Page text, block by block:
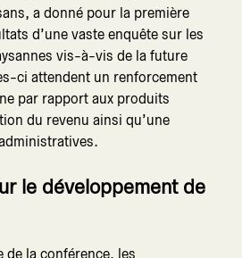
a donné pour la première
d’une vaste enquête sur les
vis-à-vis de la future
ci attendent un renforcement
par rapport aux produits
du revenu ainsi qu’une
le développement de
de la conférence, les